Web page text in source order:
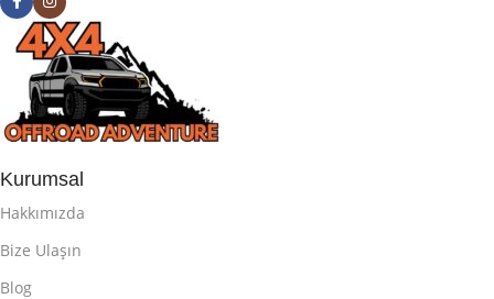
Kurumsal
Hakkımızda
Bize Ulaşın
Blog